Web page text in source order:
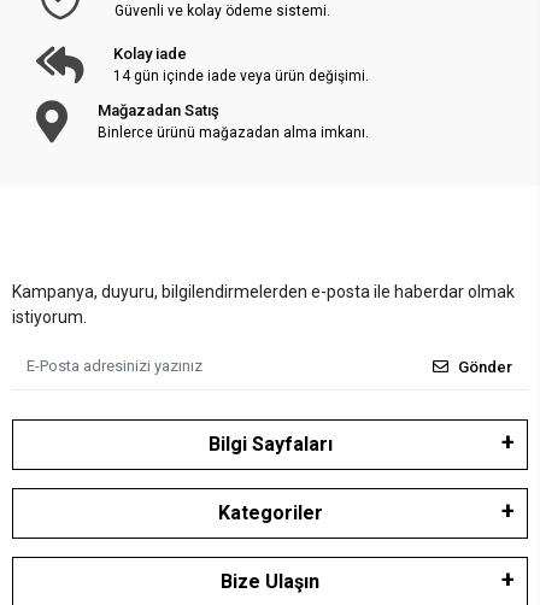
Güvenli ve kolay ödeme sistemi.
Kolay iade
14 gün içinde iade veya ürün değişimi.
Mağazadan Satış
Binlerce ürünü mağazadan alma imkanı.
Kampanya, duyuru, bilgilendirmelerden e-posta ile haberdar olmak
istiyorum.
Gönder
Bilgi Sayfaları
Kategoriler
Bize Ulaşın